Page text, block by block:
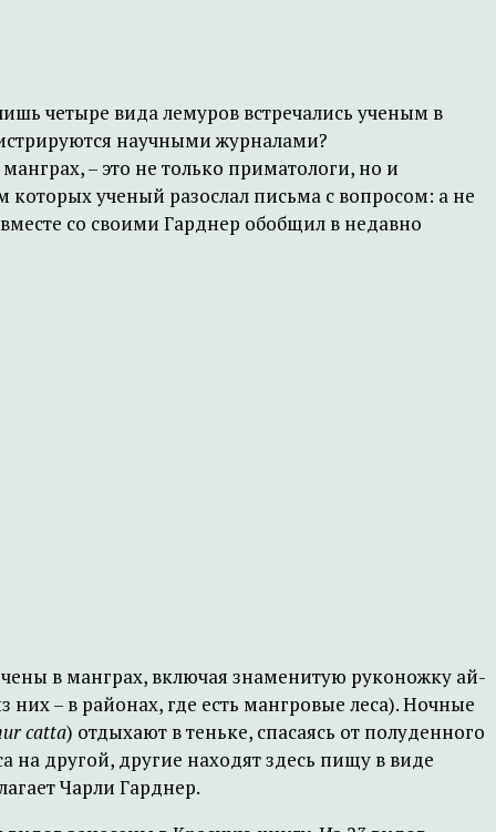
четыре вида лемуров встречались ученым в
научными журналами?
– это не только приматологи, но и
ученый разослал письма с вопросом: а не
со своими Гарднер обобщил в недавно
в манграх, включая знаменитую руконожку ай-
– в районах, где есть мангровые леса). Ночные
catta) отдыхают в теньке, спасаясь от полуденного
на другой, другие находят здесь пищу в виде
Чарли Гарднер.